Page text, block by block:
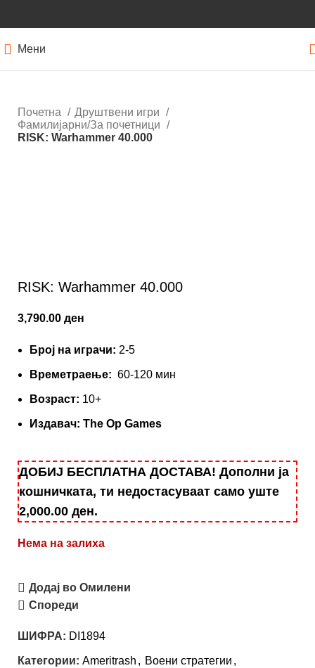
Мени
Почетна
Друштвени игри
Фамилијарни/За почетници
RISK: Warhammer 40.000
RISK: Warhammer 40.000
3,790.00 ден
Број на играчи: 2-5
Времетраење: 60-120 мин
Вoзраст: 10+
Издавач: The Op Games
ДОБИЈ БЕСПЛАТНА ДОСТАВА! Дополни ја
кошничката, ти недостасуваат само уште
2,000.00 ден.
Нема на залиха
Додај во Омилени
Спореди
ШИФРА: DI1894
Категории: Ameritrash , Воени стратегии ,